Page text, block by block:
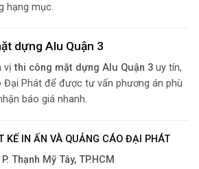
hạng mục.
dựng Alu Quận 3
vịthi công mặt dựng Alu Quận 3 uy tín,
Đại Phát để được tư vấn phương án phù
báo giá nhanh.
KẾ IN ẤN VÀ QUẢNG CÁO ĐẠI PHÁT
Thạnh Mỹ Tây, TP.HCM